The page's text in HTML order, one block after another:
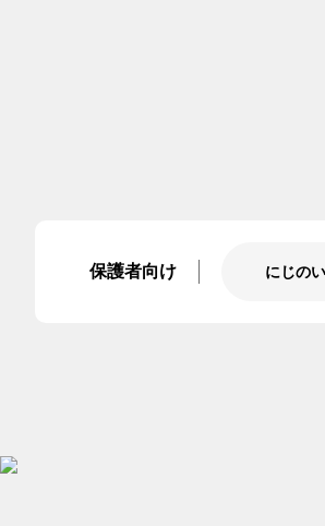
保護者向け にじの